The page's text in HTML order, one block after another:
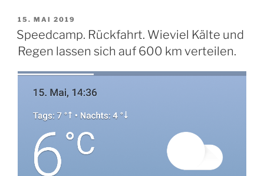
VERÖFFENTLICHT
AM
15. MAI 2019
Speedcamp. Rückfahrt. Wieviel Kälte und
Regen lassen sich auf 600 km verteilen.